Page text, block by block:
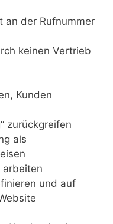
an der Rufnummer
keinen Vertrieb
Kunden
zurückgreifen
als
und auf